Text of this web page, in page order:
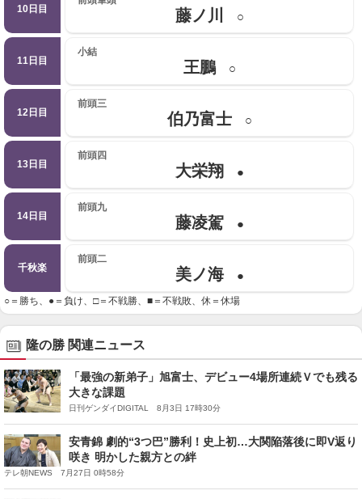
10日目 藤ノ川 ○
11日目
小結
王鵬 ○
12日目
前頭三
伯乃富士 ○
13日目
前頭四
大栄翔 ●
14日目
前頭九
藤凌駕 ●
千秋楽
前頭二
美ノ海 ●
○＝勝ち、●＝負け、□＝不戦勝、■＝不戦敗、休＝休場
隆の勝 関連ニュース
「最強の新弟子」旭富士、デビュー4場所連続Ｖでも残る
大きな課題
日刊ゲンダイDIGITAL 8月3日 17時30分
安青錦 劇的“3つ巴”勝利！史上初…大関陥落後に即V返り
咲き 明かした親方との絆
テレ朝NEWS 7月27日 0時58分